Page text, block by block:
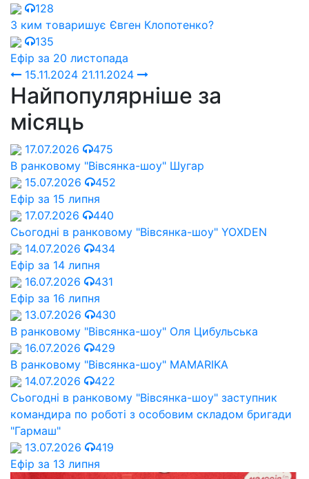
128
З ким товаришує Євген Клопотенко?
135
Ефір за 20 листопада
15.11.2024 21.11.2024
Найпопулярніше за
місяць
17.07.2026
475
В ранковому "Вівсянка-шоу" Шугар
15.07.2026
452
Ефір за 15 липня
17.07.2026
440
Сьогодні в ранковому "Вівсянка-шоу" YOXDEN
14.07.2026
434
Ефір за 14 липня
16.07.2026
431
Ефір за 16 липня
13.07.2026
430
В ранковому "Вівсянка-шоу" Оля Цибульська
16.07.2026
429
В ранковому "Вівсянка-шоу" MAMARIKA
14.07.2026
422
Сьогодні в ранковому "Вівсянка-шоу" заступник
командира по роботі з особовим складом бригади
"Гармаш"
13.07.2026
419
Ефір за 13 липня